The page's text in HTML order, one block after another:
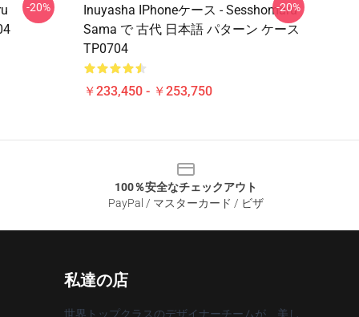
-20%
Inuyasha IPhoneケース - Sesshomaru
Sama で 古代 日本語 パターン ケース
TP0704
￥233,450 - ￥253,750
-20%
100％安全なチェックアウト
PayPal / マスターカード / ビザ
私達の店
世界トップクラスのデザイナーチームが、美し